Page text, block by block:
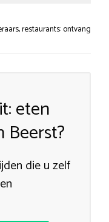
restaurants: ontvang
eten
Beerst?
die u zelf